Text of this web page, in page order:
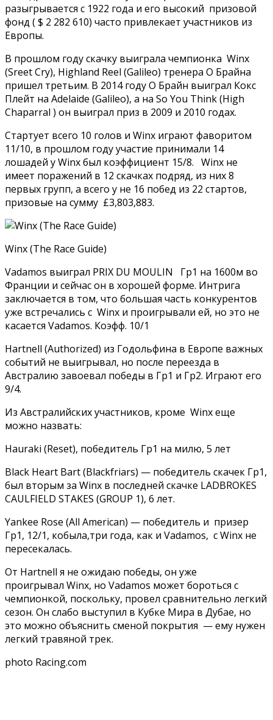
разыгрывается с 1922 года и его высокий призовой
фонд ( $ 2 282 610) часто привлекает участников из
Европы.
В прошлом году скачку выиграла чемпионка Winx
(Sreet Cry), Highland Reel (Galileo) тренера О Брайна
пришел третьим. В 2014 году О Брайн выиграл Кокс
Плейт на Adelaide (Galileo), а на So You Think (High
Chaparral ) он выиграл приз в 2009 и 2010 годах.
Стартует всего 10 голов и Winx играют фаворитом
11/10, в прошлом году участие принимали 14
лошадей у Winx был коэффициент 15/8. Winx не
имеет поражений в 12 скачках подряд, из них 8
первых групп, а всего у не 16 побед из 22 стартов,
призовые на сумму £3,803,883.
Winx (The Race Guide)
Vadamos выиграл PRIX DU MOULIN Гр1 на 1600м во
Франции и сейчас он в хорошей форме. Интрига
заключается в том, что большая часть конкурентов
уже встречались с Winx и проигрывали ей, но это не
касается Vadamos. Коэфф. 10/1
Hartnell (Authorized) из Годольфина в Европе важных
событий не выигрывал, но после переезда в
Австралию завоевал победы в Гр1 и Гр2. Играют его
9/4.
Из Австралийских участников, кроме Winx еще
можно назвать:
Hauraki (Reset), победитель Гр1 на милю, 5 лет
Black Heart Bart (Blackfriars) — победитель скачек Гр1,
был вторым за Winx в последней скачке LADBROKES
CAULFIELD STAKES (GROUP 1), 6 лет.
Yankee Rose (All American) — победитель и призер
Гр1, 12/1, кобыла,три года, как и Vadamos, с Winx не
пересекалась.
От Hartnell я не ожидаю победы, он уже
проигрывал Winx, но Vadamos может бороться с
чемпионкой, поскольку, провел сравнительно легкий
сезон. Он слабо выступил в Кубке Мира в Дубае, но
это можно объяснить сменой покрытия — ему нужен
легкий травяной трек.
photo Racing.com